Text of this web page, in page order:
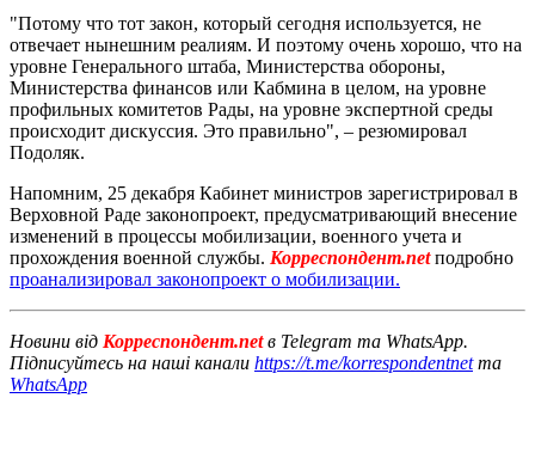
"Потому что тот закон, который сегодня используется, не
отвечает нынешним реалиям. И поэтому очень хорошо, что на
уровне Генерального штаба, Министерства обороны,
Министерства финансов или Кабмина в целом, на уровне
профильных комитетов Рады, на уровне экспертной среды
происходит дискуссия. Это правильно", – резюмировал
Подоляк.
Напомним, 25 декабря Кабинет министров зарегистрировал в
Верховной Раде законопроект, предусматривающий внесение
изменений в процессы мобилизации, военного учета и
прохождения военной службы. Корреспондент.netподробно
проанализировал законопроект о мобилизации.
Новини від Корреспондент.netв Telegram та WhatsApp.
Підписуйтесь на наші канали https://t.me/korrespondentnetта
WhatsApp